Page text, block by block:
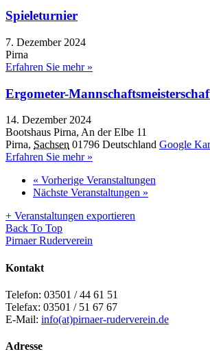
Spieleturnier
7. Dezember 2024
Pirna
Erfahren Sie mehr »
Ergometer-
14. Dezember 2024
Bootshaus Pirna, An der Elbe 11
Pirna, Sachsen 01796 Deutschland Google
Erfahren Sie mehr »
« Vorherige Veranstaltungen
Nächste Veranstaltungen »
+ Veranstaltungen exportieren
Back To Top
Pirnaer Ruderverein
Kontakt
Telefon: 03501 / 44 61 51
Telefax: 03501 / 51 67 67
E-Mail: info(at)pirnaer-ruderverein.de
Adresse